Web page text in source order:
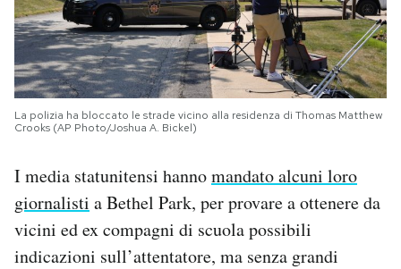
La polizia ha bloccato le strade vicino alla residenza di Thomas Matthew
Crooks (AP Photo/Joshua A. Bickel)
I media statunitensi hannomandato alcuni loro
giornalisti a Bethel Park, per provare a ottenere da
vicini ed ex compagni di scuola possibili
indicazioni sull’attentatore, ma senza grandi